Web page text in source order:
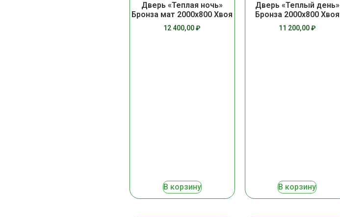
Дверь «Теплая ночь»
Бронза мат 2000х800 Хвоя
12 400,00₽
В корзину
Дверь «Теплый день»
Бронза 2000х800 Хвоя
11 200,00₽
В корзину